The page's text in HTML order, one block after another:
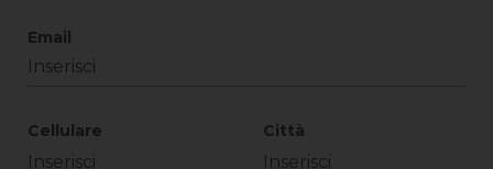
Email
Cellulare Città